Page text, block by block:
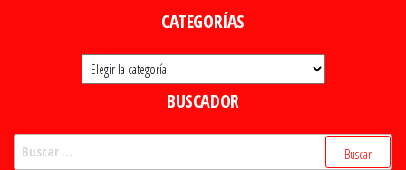
CATEGORÍAS
Categorías
BUSCADOR